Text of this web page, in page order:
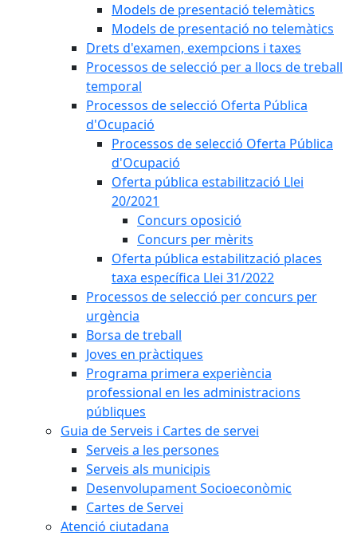
Models de presentació telemàtics
Models de presentació no telemàtics
Drets d'examen, exempcions i taxes
Processos de selecció per a llocs de treball
temporal
Processos de selecció Oferta Pública
d'Ocupació
Processos de selecció Oferta Pública
d'Ocupació
Oferta pública estabilització Llei
20/2021
Concurs oposició
Concurs per mèrits
Oferta pública estabilització places
taxa específica Llei 31/2022
Processos de selecció per concurs per
urgència
Borsa de treball
Joves en pràctiques
Programa primera experiència
professional en les administracions
públiques
Guia de Serveis i Cartes de servei
Serveis a les persones
Serveis als municipis
Desenvolupament Socioeconòmic
Cartes de Servei
Atenció ciutadana